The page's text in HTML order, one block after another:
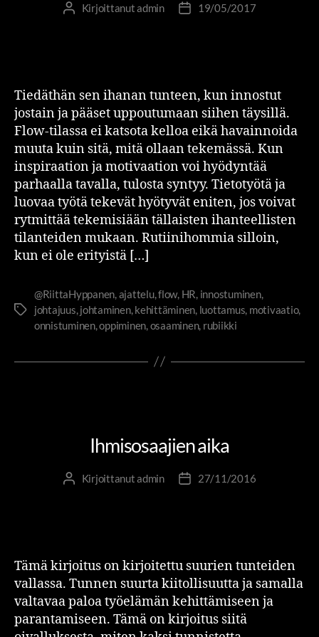
Kirjoittanutadmin 19/05/2017
Tiedäthän sen ihanan tunteen, kun innostut
jostain ja pääset uppoutumaan siihen täysillä.
Flow-tilassa ei katsota kelloa eikä havainnoida
muuta kuin sitä, mitä ollaan tekemässä. Kun
inspiraation ja motivaation voi hyödyntää
parhaalla tavalla, tulosta syntyy. Tietotyötä ja
luovaa työtä tekevät hyötyvät eniten, jos voivat
rytmittää tekemisiään tällaisten ihanteellisten
tilanteiden mukaan. Rutiinihommia silloin,
kun ei ole erityistä […]
@RiittaHyppanen ajattelu,flow, HR innostuminen,
johtajuus johtaminen, kehittäminen luottamus motivaatio,
onnistuminen,oppiminen osaaminen, rubiikki
Ihmisosaajien aika
Kirjoittanutadmin 27/11/2016
Tämä kirjoitus on kirjoitettu suurien tunteiden
vallassa. Tunnen suurta kiitollisuutta ja samalla
valtavaa paloa työelämän kehittämiseen ja
parantamiseen. Tämä on kirjoitus siitä